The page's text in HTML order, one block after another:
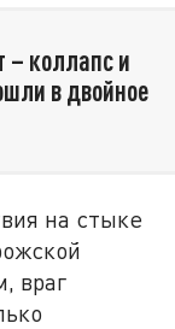
– коллапс и
в двойное
на стыке
враг